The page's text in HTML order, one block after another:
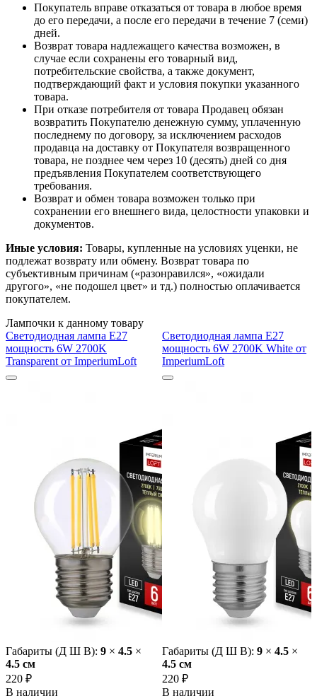
Покупатель вправе отказаться от товара в любое время
до его передачи, а после его передачи в течение 7 (семи)
дней.
Возврат товара надлежащего качества возможен, в
случае если сохранены его товарный вид,
потребительские свойства, а также документ,
подтверждающий факт и условия покупки указанного
товара.
При отказе потребителя от товара Продавец обязан
возвратить Покупателю денежную сумму, уплаченную
последнему по договору, за исключением расходов
продавца на доставку от Покупателя возвращенного
товара, не позднее чем через 10 (десять) дней со дня
предъявления Покупателем соответствующего
требования.
Возврат и обмен товара возможен только при
сохранении его внешнего вида, целостности упаковки и
документов.
Иные условия: Товары, купленные на условиях уценки, не
подлежат возврату или обмену. Возврат товара по
субъективным причинам («разонравился», «ожидали
другого», «не подошел цвет» и тд.) полностью оплачивается
покупателем.
Лампочки к данному товару
Светодиодная лампа E27
мощность 6W 2700K
Transparent от ImperiumLoft
Габариты (Д Ш В): 9 × 4.5 ×
4.5 cм
220 ₽
В наличии
Светодиодная лампа E27
мощность 6W 2700K White от
ImperiumLoft
Габариты (Д Ш В): 9 × 4.5 ×
4.5 cм
220 ₽
В наличии